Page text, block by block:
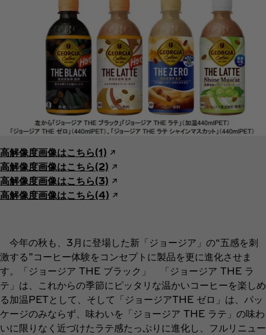
高解像度画像はこちら(1) ↗︎
高解像度画像はこちら(2) ↗︎
高解像度画像はこちら(3) ↗︎
高解像度画像はこちら(4) ↗︎
今年の秋も、3月に登場した新「ジョージア」の“五感を刺
激する”コーヒー体験をコンセプトに製品を更に進化させま
す。「ジョージア THE ブラック」 「ジョージア THE ラ
テ」は、これからの季節にピッタリな温かいコーヒーを楽しめ
る加温PETとして、そして「ジョージアTHE ゼロ」は、パッ
ケージのみならず、味わいを「ジョージア THE ラテ」の味わ
いに限りなく近づけたラテ感たっぷりに進化し、フルリニュー